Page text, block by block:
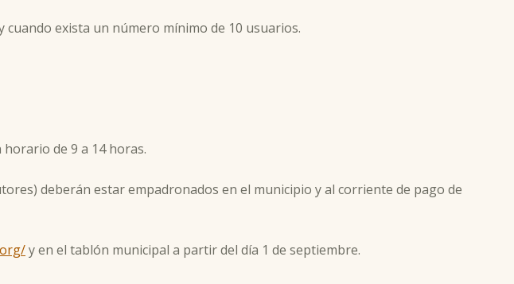
cuando exista un número mínimo de 10 usuarios.
de 9 a 14 horas.
deberán estar empadronados en el municipio y al corriente de pago de
y en el tablón municipal a partir del día 1 de septiembre.